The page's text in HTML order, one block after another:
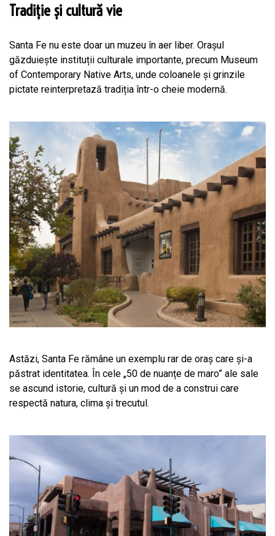
Tradiție și cultură vie
Santa Fe nu este doar un muzeu în aer liber. Orașul
găzduiește instituții culturale importante, precum Museum
of Contemporary Native Arts, unde coloanele și grinzile
pictate reinterpretază tradiția într-o cheie modernă.
Astăzi, Santa Fe rămâne un exemplu rar de oraș care și-a
păstrat identitatea. În cele „50 de nuanțe de maro” ale sale
se ascund istorie, cultură și un mod de a construi care
respectă natura, clima și trecutul.